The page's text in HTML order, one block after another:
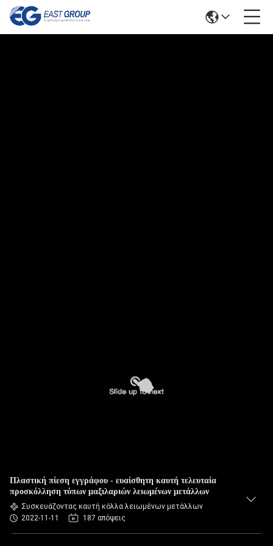
Πλαστική πίεση εγγράφου - ευαίσθητη καυτή τελευταία
προσκόλληση τύπων μαξιλαριών λειωμένων μετάλλων
Συσκευάζοντας καυτή κόλλα λειωμένων μετάλλων
2022-11-11
187 απόψεις